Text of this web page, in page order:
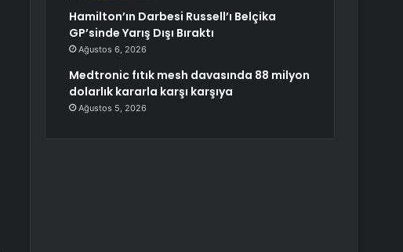
Hamilton’ın Darbesi Russell’ı Belçika
GP’sinde Yarış Dışı Bıraktı
Ağustos 6, 2026
Medtronic fıtık mesh davasında 88 milyon
dolarlık kararla karşı karşıya
Ağustos 5, 2026